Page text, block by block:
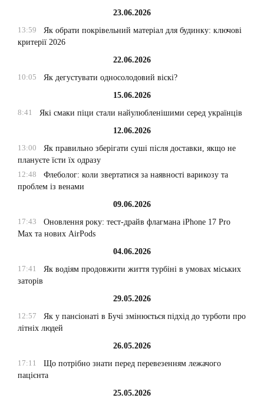
23.06.2026
13:59
Як обрати покрівельний матеріал для будинку: ключові
критерії 2026
22.06.2026
10:05
Як дегустувати односолодовий віскі?
15.06.2026
8:41
Які смаки піци стали найулюбленішими серед українців
12.06.2026
13:00
Як правильно зберігати суші після доставки, якщо не
плануєте їсти їх одразу
12:48
Флеболог: коли звертатися за наявності варикозу та
проблем із венами
09.06.2026
17:43
Оновлення року: тест-драйв флагмана iPhone 17 Pro
Max та нових AirPods
04.06.2026
17:41
Як водіям продовжити життя турбіні в умовах міських
заторів
29.05.2026
12:57
Як у пансіонаті в Бучі змінюється підхід до турботи про
літніх людей
26.05.2026
17:11
Що потрібно знати перед перевезенням лежачого
пацієнта
25.05.2026